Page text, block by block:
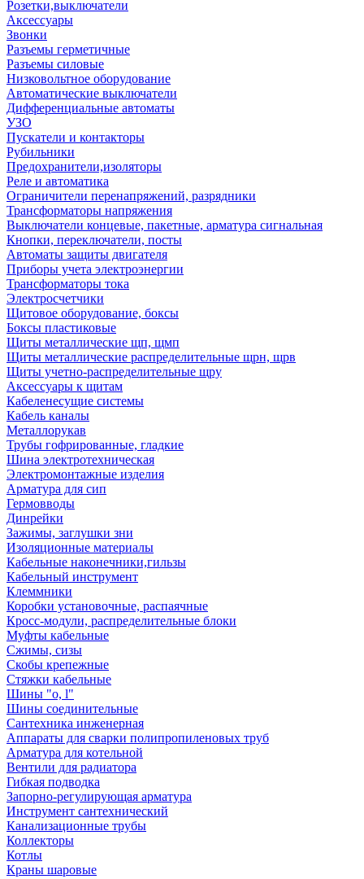
Розетки,выключатели
Аксессуары
Звонки
Разъемы герметичные
Разъемы силовые
Низковольтное оборудование
Автоматические выключатели
Дифференциальные автоматы
УЗО
Пускатели и контакторы
Рубильники
Предохранители,изоляторы
Реле и автоматика
Ограничители перенапряжений, разрядники
Трансформаторы напряжения
Выключатели концевые, пакетные, арматура сигнальная
Кнопки, переключатели, посты
Автоматы защиты двигателя
Приборы учета электроэнергии
Трансформаторы тока
Электросчетчики
Щитовое оборудование, боксы
Боксы пластиковые
Щиты металлические щп, щмп
Щиты металлические распределительные щрн, щрв
Щиты учетно-распределительные щру
Аксессуары к щитам
Кабеленесущие системы
Кабель каналы
Металлорукав
Трубы гофрированные, гладкие
Шина электротехническая
Электромонтажные изделия
Арматура для сип
Гермовводы
Динрейки
Зажимы, заглушки зни
Изоляционные материалы
Кабельные наконечники,гильзы
Кабельный инструмент
Клеммники
Коробки установочные, распаячные
Кросс-модули, распределительные блоки
Муфты кабельные
Сжимы, сизы
Скобы крепежные
Стяжки кабельные
Шины "o, l"
Шины соединительные
Сантехника инженерная
Аппараты для сварки полипропиленовых труб
Арматура для котельной
Вентили для радиатора
Гибкая подводка
Запорно-регулирующая арматура
Инструмент сантехнический
Канализационные трубы
Коллекторы
Котлы
Краны шаровые